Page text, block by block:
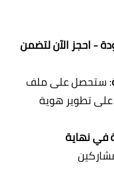
- احجز الآن لتضمن
: ستحصل على ملف
تطوير هوية
في نهاية